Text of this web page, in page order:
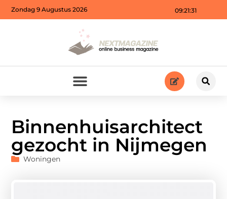
09:21:32
Zondag 9 Augustus 2026
Binnenhuisarchitect
gezocht in Nijmegen
Woningen